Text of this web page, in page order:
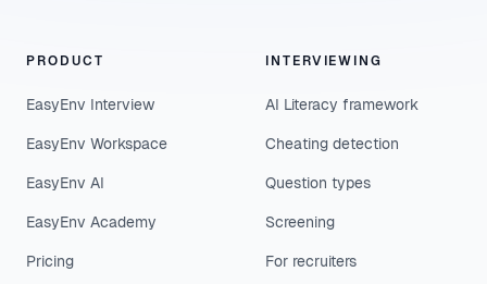
PRODUCT
EasyEnv Interview
EasyEnv Workspace
EasyEnv AI
EasyEnv Academy
Pricing
INTERVIEWING
AI Literacy framework
Cheating detection
Question types
Screening
For recruiters